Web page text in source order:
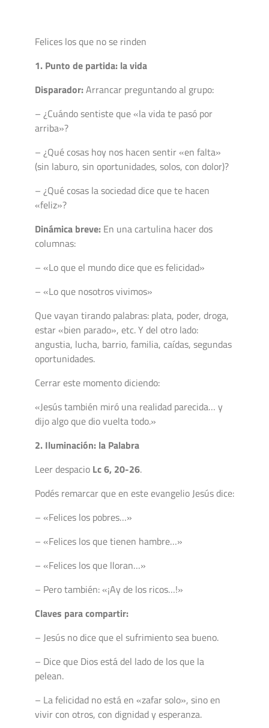
Felices los que no se rinden
1. Punto de partida: la vida
Disparador:Arrancar preguntando al grupo:
– ¿Cuándo sentiste que «la vida te pasó por
arriba»?
– ¿Qué cosas hoy nos hacen sentir «en falta»
(sin laburo, sin oportunidades, solos, con dolor)?
– ¿Qué cosas la sociedad dice que te hacen
«feliz»?
Dinámica breve: En una cartulina hacer dos
columnas:
– «Lo que el mundo dice que es felicidad»
– «Lo que nosotros vivimos»
Que vayan tirando palabras: plata, poder, droga,
estar «bien parado», etc. Y del otro lado:
angustia, lucha, barrio, familia, caídas, segundas
oportunidades.
Cerrar este momento diciendo:
«Jesús también miró una realidad parecida… y
dijo algo que dio vuelta todo.»
2. Iluminación: la Palabra
Leer despacio Lc 6, 20-26.
Podés remarcar que en este evangelio Jesús dice:
– «Felices los pobres…»
– «Felices los que tienen hambre…»
– «Felices los que lloran…»
– Pero también: «¡Ay de los ricos…!»
Claves para compartir:
– Jesús no dice que el sufrimiento sea bueno.
– Dice que Dios está del lado de los que la
pelean.
– La felicidad no está en «zafar solo», sino en
vivir con otros, con dignidad y esperanza.